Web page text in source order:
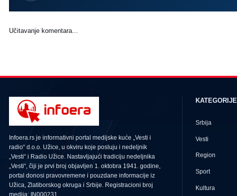
Učitavanje komentara...
Infoera.rs je informativni portal medijske kuće „Vesti i
radio“ d.o.o. Užice, u okviru koje posluju i nedeljnik
„Vesti“ i Radio Užice. Nastavljajući tradiciju nedeljnika
„Vesti“, čiji je prvi broj objavljen 1. oktobra 1941. godine,
portal donosi pravovremene i pouzdane informacije iz
Užica, Zlatiborskog okruga i Srbije. Registracioni broj
medija: IN000231
KATEGORIJE
Srbija
Vesti
Region
Sport
Kultura